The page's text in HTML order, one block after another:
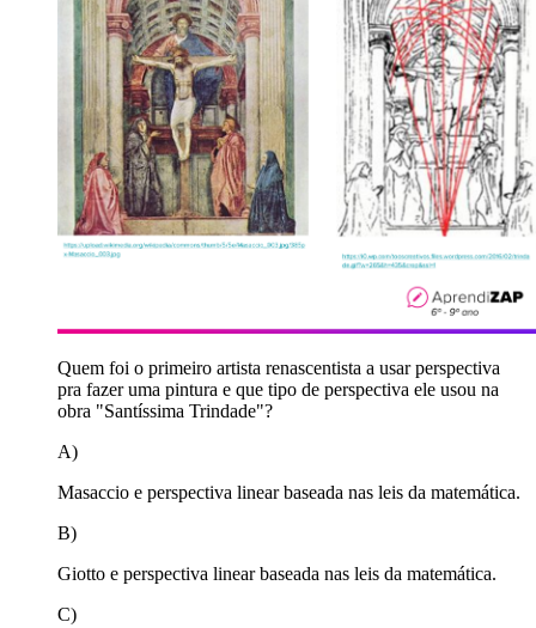
Quem foi o primeiro artista renascentista a usar perspectiva
pra fazer uma pintura e que tipo de perspectiva ele usou na
obra "Santíssima Trindade"?
A)
Masaccio e perspectiva linear baseada nas leis da matemática.
B)
Giotto e perspectiva linear baseada nas leis da matemática.
C)